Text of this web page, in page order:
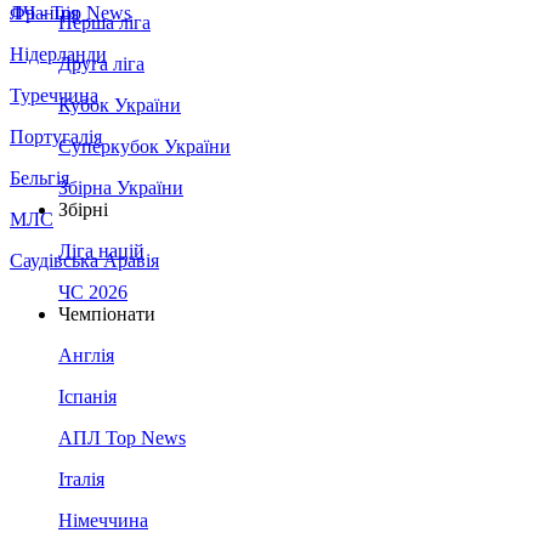
Франція
Нідерланди
Туреччина
Португалія
Бельгія
МЛС
Саудівська Аравія
ЛЧ - Top News
Перша ліга
Друга ліга
Кубок України
Суперкубок України
Збірна України
Збірні
Ліга націй
ЧС 2026
Чемпіонати
Англія
Іспанія
АПЛ Top News
Італія
Німеччина